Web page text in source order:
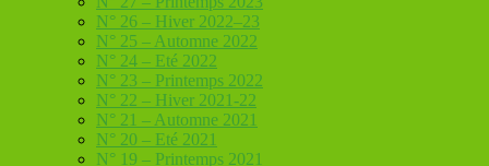
N° 26 – Hiver 2022–23
N° 25 – Automne 2022
N° 24 – Eté 2022
N° 23 – Printemps 2022
N° 22 – Hiver 2021-22
N° 21 – Automne 2021
N° 20 – Eté 2021
N° 19 – Printemps 2021